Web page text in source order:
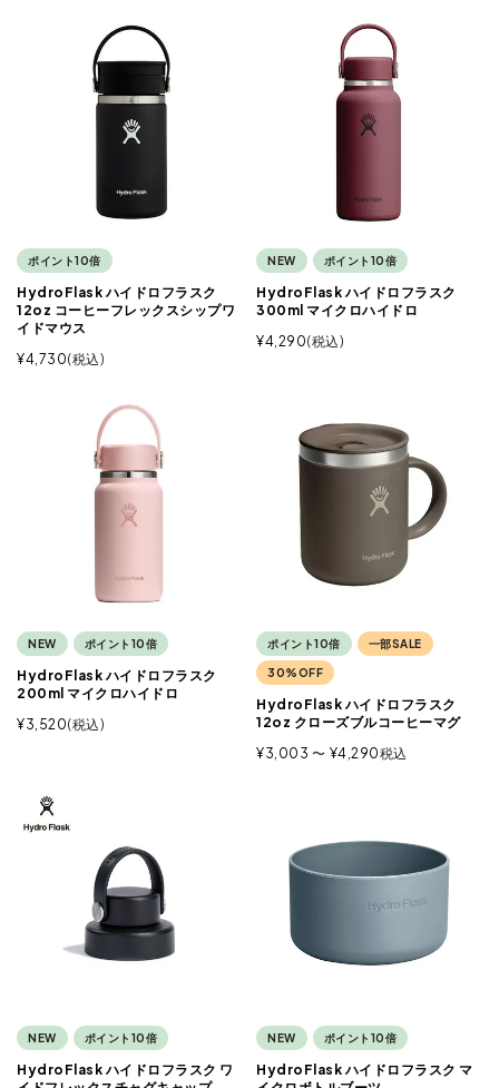
ポイント10倍
HydroFlask ハイドロフラスク
12oz コーヒーフレックスシップワ
イドマウス
¥4,730 税込
NEW ポイント10倍
HydroFlask ハイドロフラスク
300ml マイクロハイドロ
¥4,290 税込
NEW ポイント10倍
HydroFlask ハイドロフラスク
200ml マイクロハイドロ
¥3,520 税込
ポイント10倍 一部SALE
30%OFF
HydroFlask ハイドロフラスク
12oz クローズブルコーヒーマグ
¥3,003 〜 ¥4,290税込
NEW ポイント10倍
HydroFlask ハイドロフラスク ワ
NEW ポイント10倍
HydroFlask ハイドロフラスク マ